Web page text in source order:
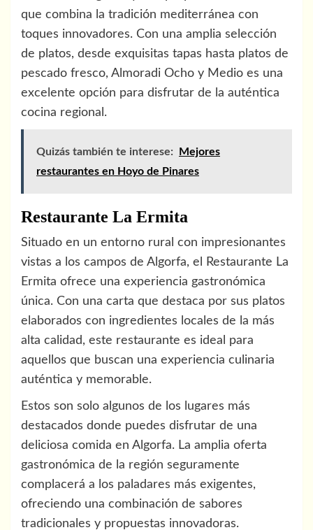
que combina la tradición mediterránea con
toques innovadores. Con una amplia selección
de platos, desde exquisitas tapas hasta platos de
pescado fresco, Almoradi Ocho y Medio es una
excelente opción para disfrutar de la auténtica
cocina regional.
Quizás también te interese:
Mejores
restaurantes en Hoyo de Pinares
Restaurante La Ermita
Situado en un entorno rural con impresionantes
vistas a los campos de Algorfa, el Restaurante La
Ermita ofrece una experiencia gastronómica
única. Con una carta que destaca por sus platos
elaborados con ingredientes locales de la más
alta calidad, este restaurante es ideal para
aquellos que buscan una experiencia culinaria
auténtica y memorable.
Estos son solo algunos de los lugares más
destacados donde puedes disfrutar de una
deliciosa comida en Algorfa. La amplia oferta
gastronómica de la región seguramente
complacerá a los paladares más exigentes,
ofreciendo una combinación de sabores
tradicionales y propuestas innovadoras.